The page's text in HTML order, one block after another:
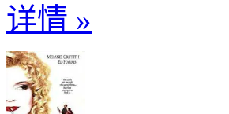
详情 »